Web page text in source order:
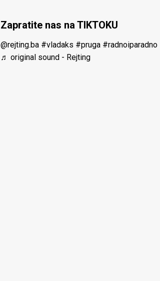
Zapratite nas na TIKTOKU
@rejting.ba #vladaks #pruga #radnoiparadno
♬ original sound - Rejting